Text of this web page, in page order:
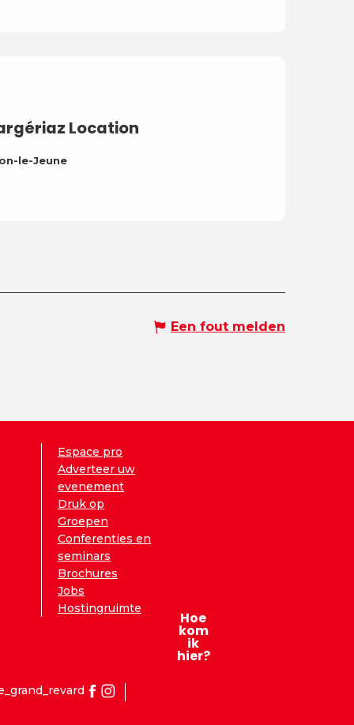
Location
le-Jeune
Een fout melden
Espace pro
Adverteer uw
evenement
Druk op
Groepen
Conferenties en
seminars
Brochures
Jobs
Hostingruimte
Hoe
kom
ik
hier?